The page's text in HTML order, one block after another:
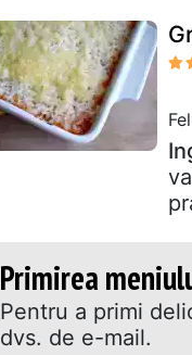
Primirea
Pentru a primi
dvs. de e-mail.